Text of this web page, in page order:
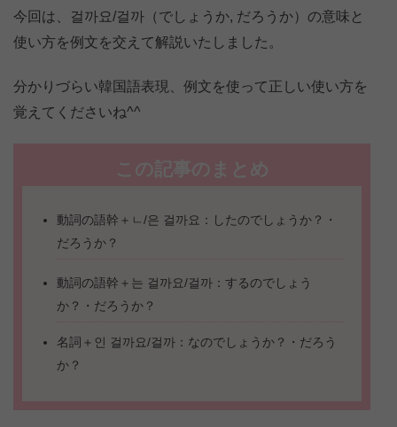
今回は、걸까요/걸까（でしょうか, だろうか）の意味と
使い方を例文を交えて解説いたしました。
分かりづらい韓国語表現、例文を使って正しい使い方を
覚えてくださいね^^
この記事のまとめ
動詞の語幹＋ㄴ/은 걸까요：したのでしょうか？・
だろうか？
動詞の語幹＋는 걸까요/걸까：するのでしょう
か？・だろうか？
名詞＋인 걸까요/걸까：なのでしょうか？・だろう
か？